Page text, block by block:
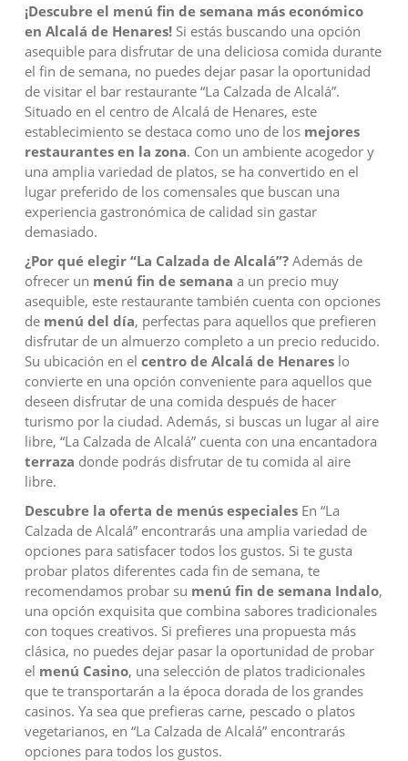
¡Descubre el menú fin de semana más económico
en Alcalá de Henares! Si estás buscando una opción
asequible para disfrutar de una deliciosa comida durante
el fin de semana, no puedes dejar pasar la oportunidad
de visitar el bar restaurante “La Calzada de Alcalá”.
Situado en el centro de Alcalá de Henares, este
establecimiento se destaca como uno de los mejores
restaurantes en la zona. Con un ambiente acogedor y
una amplia variedad de platos, se ha convertido en el
lugar preferido de los comensales que buscan una
experiencia gastronómica de calidad sin gastar
demasiado.
¿Por qué elegir “La Calzada de Alcalá”? Además de
ofrecer un menú fin de semana a un precio muy
asequible, este restaurante también cuenta con opciones
de menú del día, perfectas para aquellos que prefieren
disfrutar de un almuerzo completo a un precio reducido.
Su ubicación en el centro de Alcalá de Henares lo
convierte en una opción conveniente para aquellos que
deseen disfrutar de una comida después de hacer
turismo por la ciudad. Además, si buscas un lugar al aire
libre, “La Calzada de Alcalá” cuenta con una encantadora
terraza donde podrás disfrutar de tu comida al aire
libre.
Descubre la oferta de menús especiales En “La
Calzada de Alcalá” encontrarás una amplia variedad de
opciones para satisfacer todos los gustos. Si te gusta
probar platos diferentes cada fin de semana, te
recomendamos probar su menú fin de semana Indalo,
una opción exquisita que combina sabores tradicionales
con toques creativos. Si prefieres una propuesta más
clásica, no puedes dejar pasar la oportunidad de probar
el menú Casino, una selección de platos tradicionales
que te transportarán a la época dorada de los grandes
casinos. Ya sea que prefieras carne, pescado o platos
vegetarianos, en “La Calzada de Alcalá” encontrarás
opciones para todos los gustos.